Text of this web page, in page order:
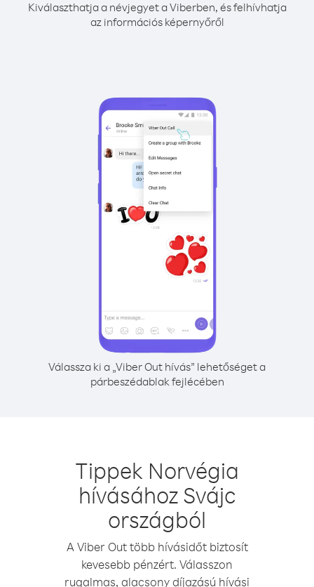
Kiválaszthatja a névjegyet a Viberben, és felhívhatja
az információs képernyőről
Válassza ki a „Viber Out hívás” lehetőséget a
párbeszédablak fejlécében
Tippek Norvégia
hívásához Svájc
országból
A Viber Out több hívásidőt biztosít
kevesebb pénzért. Válasszon
rugalmas, alacsony díjazású hívási